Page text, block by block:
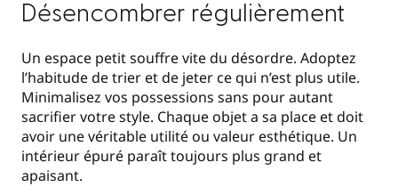
Désencombrer régulièrement
Un espace petit souffre vite du désordre. Adoptez
l’habitude de trier et de jeter ce qui n’est plus utile.
Minimalisez vos possessions sans pour autant
sacrifier votre style. Chaque objet a sa place et doit
avoir une véritable utilité ou valeur esthétique. Un
intérieur épuré paraît toujours plus grand et
apaisant.